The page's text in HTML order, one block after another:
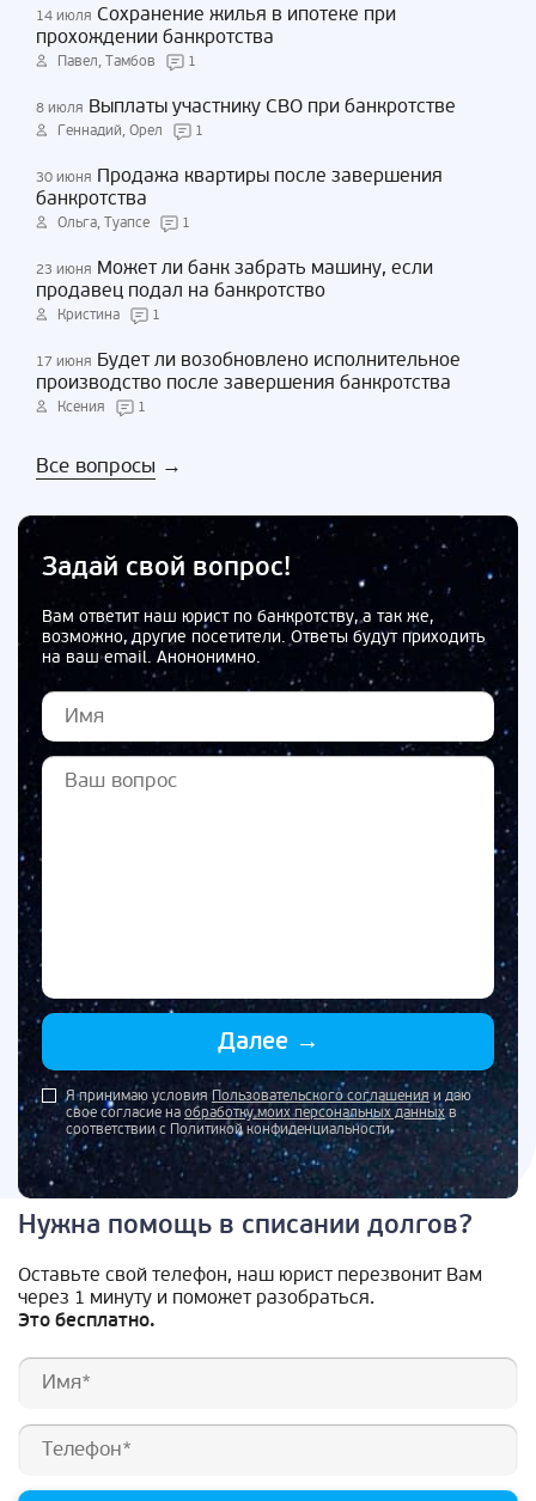
14 июля Сохранение жилья в ипотеке при
прохождении банкротства
Павел, Тамбов 1
8 июля Выплаты участнику СВО при банкротстве
Геннадий, Орел 1
30 июня Продажа квартиры после завершения
банкротства
Ольга, Туапсе 1
23 июня Может ли банк забрать машину, если
продавец подал на банкротство
Кристина 1
17 июня Будет ли возобновлено исполнительное
производство после завершения банкротства
Ксения 1
Все вопросы →
Задай свой вопрос!
Вам ответит наш юрист по банкротству, а так же,
возможно, другие посетители. Ответы будут приходить
на ваш email. Анононимно.
Далее →
Я принимаю условия Пользовательского соглашенияи даю
свое согласие на обработку моих персональных данныхв
соответствии с Политикой конфиденциальности
Нужна помощь в списании долгов?
Оставьте свой телефон, наш юрист перезвонит Вам
через 1 минуту и поможет разобраться.
Это бесплатно.